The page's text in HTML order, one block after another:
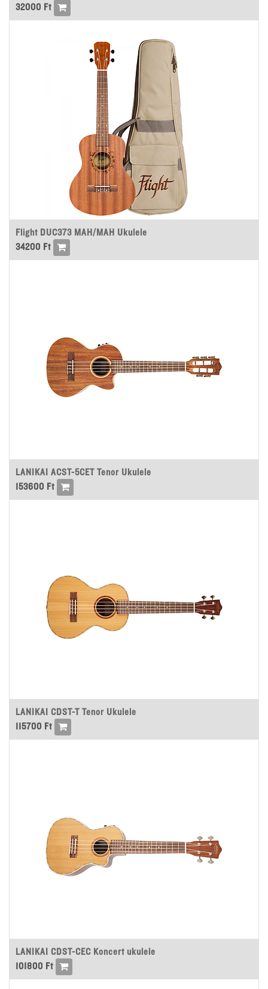
32000 Ft
Flight DUC373 MAH/MAH Ukulele
34200 Ft
LANIKAI ACST-5CET Tenor Ukulele
153600 Ft
LANIKAI CDST-T Tenor Ukulele
115700 Ft
LANIKAI CDST-CEC Koncert ukulele
101800 Ft